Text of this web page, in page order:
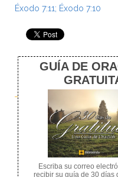
Éxodo 7:11; Éxodo 7:10
Previous
JEHOVA
te he
y tu hermano